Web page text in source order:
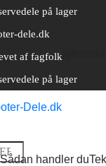
på lager
dele.dk
af fagfolk
på lager
Sådan handler du